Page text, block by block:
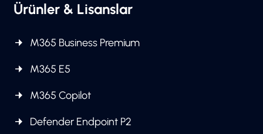
Ürünler & Lisanslar
M365 Business Premium
M365 E5
M365 Copilot
Defender Endpoint P2